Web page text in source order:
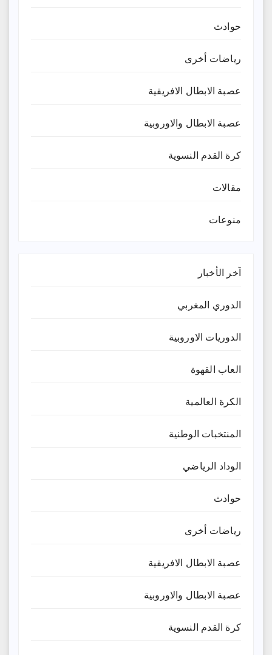
حوادث
رياضات أخرى
عصبة الابطال الافريقية
عصبة الابطال والاوروبية
كرة القدم النسوية
مقالات
منوعات
آخر الأخبار
الدوري المغربي
الدوريات الاوروبية
العاب القهوة
الكرة العالمية
المنتخبات الوطنية
الوداد الرياضي
حوادث
رياضات أخرى
عصبة الابطال الافريقية
عصبة الابطال والاوروبية
كرة القدم النسوية